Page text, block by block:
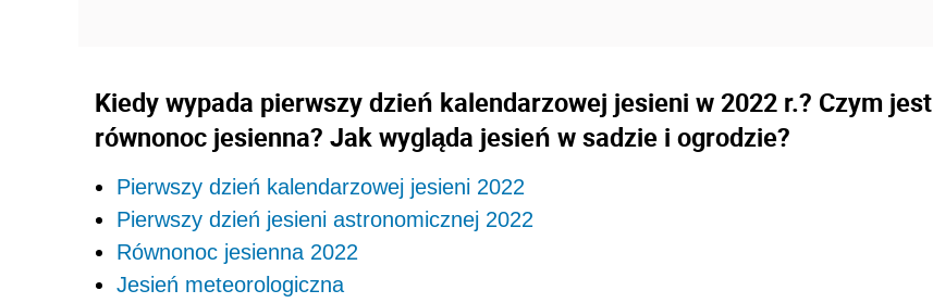
Kiedy wypada pierwszy dzień kalendarzowej jesieni w 2022 r.? Czym jest
równonoc jesienna? Jak wygląda jesień w sadzie i ogrodzie?
Pierwszy dzień kalendarzowej jesieni 2022
Pierwszy dzień jesieni astronomicznej 2022
Równonoc jesienna 2022
Jesień meteorologiczna